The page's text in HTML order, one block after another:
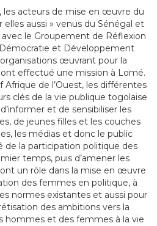
les acteurs de mise en œuvre du
aussi » venus du Sénégal et
le Groupement de Réflexion
et Développement
organisations œuvrant pour la
effectué une mission à Lomé.
Afrique de l’Ouest, les différentes
clés de la vie publique togolaise
et de sensibiliser les
de jeunes filles et les couches
les médias et donc le public
de la participation politique des
temps, puis d’amener les
un rôle dans la mise en œuvre
des femmes en politique, à
normes existantes et aussi pour
des ambitions vers la
hommes et des femmes à la vie